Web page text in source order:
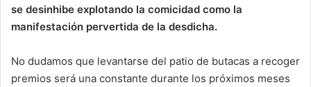
se desinhibe explotando la comicidad como la
manifestación pervertida de la desdicha.
No dudamos que levantarse del patio de butacas a recoger
premios será una constante durante los próximos meses